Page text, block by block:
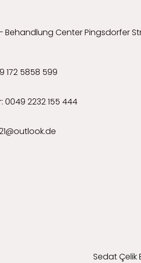
Behandlung Center Pingsdorfer
172 5858 599
2232 155 444
Sedat